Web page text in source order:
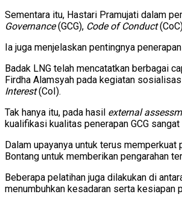
Sementara itu, Hastari Pramujati dalam
Governance(GCG), Code of Conduct
Ia juga menjelaskan pentingnya
Badak LNG telah mencatatkan berbagai
Firdha Alamsyah pada kegiatan
Interest(CoI).
Tak hanya itu, pada hasil external
kualifikasi kualitas penerapan GCG sangat
Dalam upayanya untuk terus
Bontang untuk memberikan pengarahan
Beberapa pelatihan juga dilakukan di
menumbuhkan kesadaran serta kesiapan